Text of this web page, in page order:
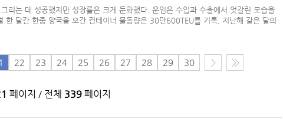
리는 데 성공했지만 성장률은 크게 둔화했다. 운임은 수입과 수출에서 엇갈린 모습을
한 달간 한중 양국을 오간 컨테이너 물동량은 30만600TEU를 기록, 지난해 같은 달의
22 23 24 25 26 27 28 29 30
페이지 / 전체 339페이지